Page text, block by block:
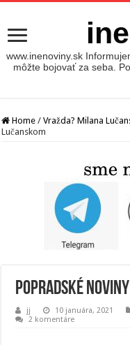
www.inenoviny.sk
môžte bojovať za seba.
Home / Vražda? Milana
Lučanskom
Popradské
jj 10 januára, 2021
2 komentáre